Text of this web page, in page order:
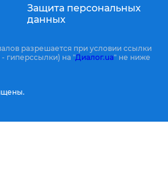
Защита персональных
данных
разрешается при условии ссылки
гиперссылки) на "Диалог.ua" не ниже